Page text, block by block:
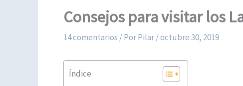
Consejos para visitar los
14 comentarios / PorPilar/octubre 30, 2019
Índice